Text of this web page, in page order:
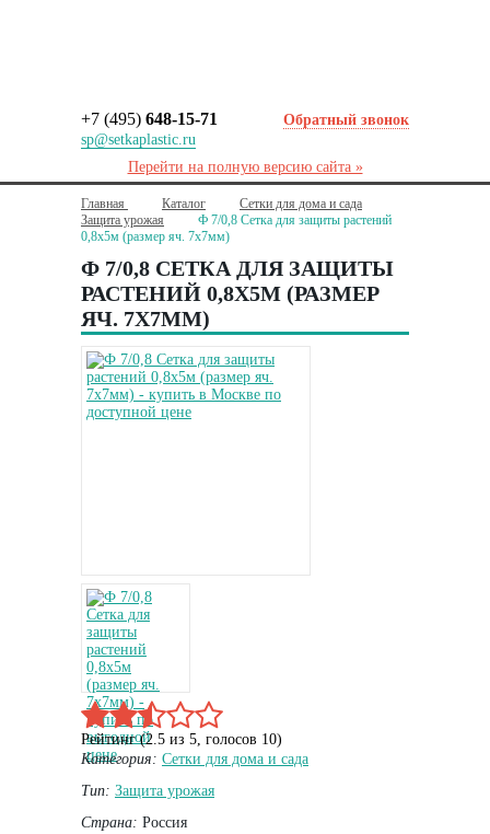
+7 (495) 648-15-71
sp@setkaplastic.ru
Обратный звонок
Перейти на полную версию сайта »
Главная Каталог
Сетки для дома и сада
Защита урожая
Ф 7/0,8 Сетка для защиты растений
0,8х5м (размер яч. 7х7мм)
Ф 7/0,8 СЕТКА ДЛЯ ЗАЩИТЫ
РАСТЕНИЙ 0,8Х5М (РАЗМЕР
ЯЧ. 7Х7ММ)
Рейтинг (2.5 из 5, голосов 10)
Категория: Сетки для дома и сада
Тип: Защита урожая
Страна: Россия